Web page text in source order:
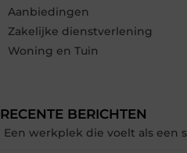
Aanbiedingen
Zakelijke dienstverlening
Woning en Tuin
RECENTE BERICHTEN
Een werkplek die voelt als een